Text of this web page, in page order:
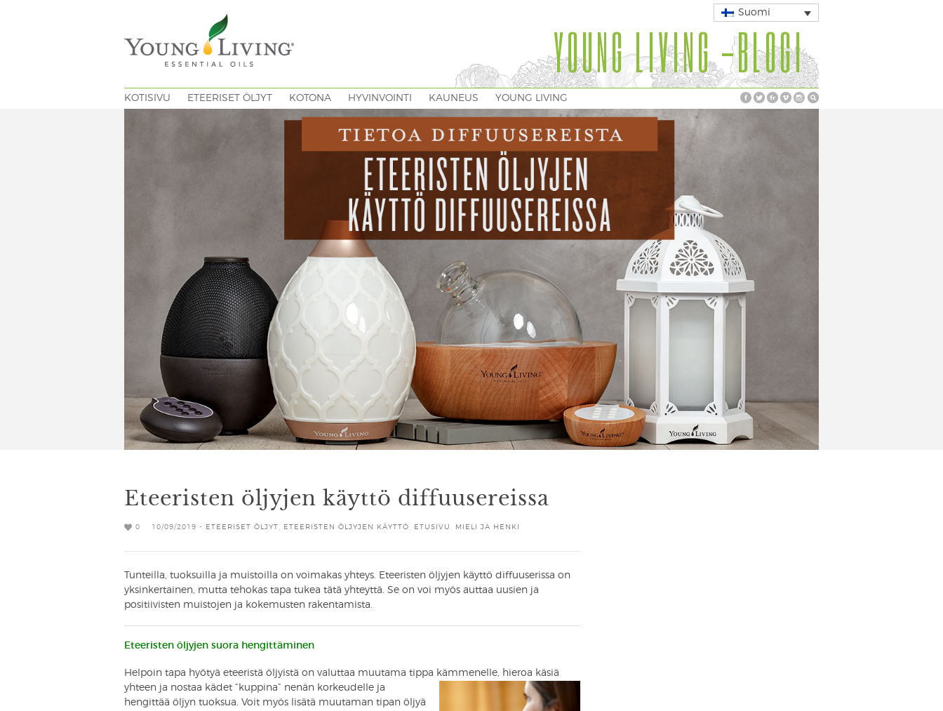
Suomi
YOUNG LIVING -BLOGI
KOTISIVU ETEERISET ÖLJYT KOTONA HYVINVOINTI KAUNEUS YOUNG LIVING
Eteeristen öljyjen käyttö diffuusereissa
0 10/09/2019 - ETEERISET ÖLJYT ETEERISTEN ÖLJYJEN KÄYTTÖ ETUSIVU MIELI JA HENKI
Tunteilla, tuoksuilla ja muistoilla on voimakas yhteys. Eteeristen öljyjen käyttö diffuuserissa on
yksinkertainen, mutta tehokas tapa tukea tätä yhteyttä. Se on voi myös auttaa uusien ja
positiivisten muistojen ja kokemusten rakentamista.
Eteeristen öljyjen suora hengittäminen
Helpoin tapa hyötyä eteeristä öljyistä on valuttaa muutama tippa kämmenelle, hieroa käsiä
yhteen ja nostaa kädet “kuppina” nenän korkeudelle ja
hengittää öljyn tuoksua. Voit myös lisätä muutaman tipan öljyä